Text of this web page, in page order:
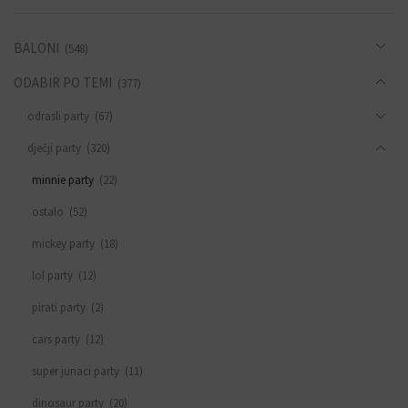
BALONI (548)
ODABIR PO TEMI (377)
odrasli party (67)
dječji party (320)
minnie party (22)
ostalo (52)
mickey party (18)
lol party (12)
pirati party (2)
cars party (12)
super junaci party (11)
dinosaur party (20)